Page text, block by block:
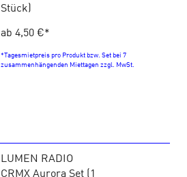
Stück)
ab 4,50 €*
*Tagesmietpreis pro Produkt bzw. Set bei 7
zusammenhängenden Miettagen zzgl. MwSt.
LUMEN RADIO
CRMX Aurora Set (1